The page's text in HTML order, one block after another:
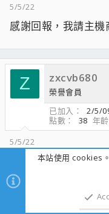
5/5/22
感謝回報，我請主機
Z zxcvb680
榮譽會員
已加入
2/5/
點數
38 年齡
5/5/22
感謝大大測試.測卡
顯存溫度靠強大散熱
.3090缺點.顯示卡
本站使用 cookies